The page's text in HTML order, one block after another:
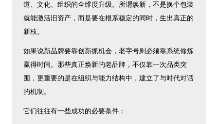
道、文化、组织的全维度升级。所谓焕新，不是换个包装
就能激活旧资产，而是要在根系稳定的同时，生出真正的
新枝。
如果说新品牌要靠创新抓机会，老字号则必须靠系统修炼
赢得时间。那些真正焕新的老品牌，不仅靠一次品类突
围，更重要的是在组织与能力结构中，建立了与时代对话
的机制。
它们往往有一些成功的必要条件：